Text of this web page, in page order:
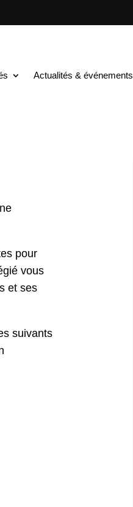
Actualités & événements
1 octobre
pour
vous
et ses
suivants